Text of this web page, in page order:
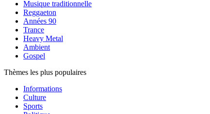
Musique traditionnelle
Reggaeton
Années 90
Trance
Heavy Metal
Ambient
Gospel
Thèmes les plus populaires
Informations
Culture
Sports